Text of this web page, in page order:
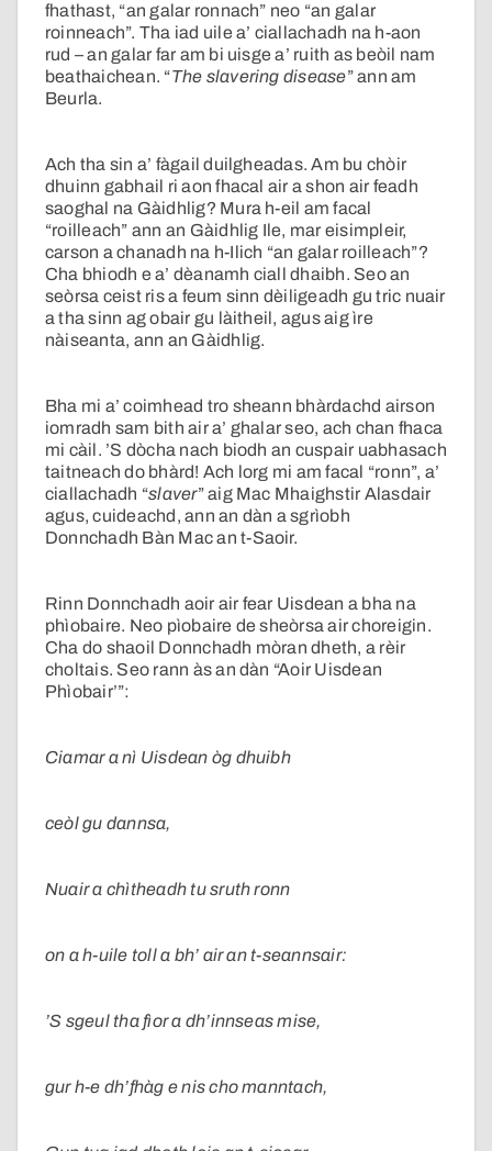
fhathast, “an galar ronnach” neo “an galar
roinneach”. Tha iad uile a’ ciallachadh na h-aon
rud – an galar far am bi uisge a’ ruith as beòil nam
beathaichean. “The slavering disease” ann am
Beurla.
Ach tha sin a’ fàgail duilgheadas. Am bu chòir
dhuinn gabhail ri aon fhacal air a shon air feadh
saoghal na Gàidhlig? Mura h-eil am facal
“roilleach” ann an Gàidhlig Ile, mar eisimpleir,
carson a chanadh na h-Ilich “an galar roilleach”?
Cha bhiodh e a’ dèanamh ciall dhaibh. Seo an
seòrsa ceist ris a feum sinn dèiligeadh gu tric nuair
a tha sinn ag obair gu làitheil, agus aig ìre
nàiseanta, ann an Gàidhlig.
Bha mi a’ coimhead tro sheann bhàrdachd airson
iomradh sam bith air a’ ghalar seo, ach chan fhaca
mi càil. ’S dòcha nach biodh an cuspair uabhasach
taitneach do bhàrd! Ach lorg mi am facal “ronn”, a’
ciallachadh “slaver” aig Mac Mhaighstir Alasdair
agus, cuideachd, ann an dàn a sgrìobh
Donnchadh Bàn Mac an t-Saoir.
Rinn Donnchadh aoir air fear Uisdean a bha na
phìobaire. Neo pìobaire de sheòrsa air choreigin.
Cha do shaoil Donnchadh mòran dheth, a rèir
choltais. Seo rann às an dàn “Aoir Uisdean
Phìobair’”:
Ciamar a nì Uisdean òg dhuibh
ceòl gu dannsa,
Nuair a chìtheadh tu sruth ronn
on a h-uile toll a bh’ air an t-seannsair:
’S sgeul tha fìor a dh’innseas mise,
gur h-e dh’fhàg e nis cho manntach,